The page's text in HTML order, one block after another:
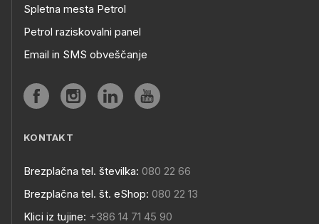
Spletna mesta Petrol
Petrol raziskovalni panel
Email in SMS obveščanje
KONTAKT
Brezplačna tel. številka: 080 22 66
Brezplačna tel. št. eShop: 080 22 13
Klici iz tujine: +386 14 71 45 90